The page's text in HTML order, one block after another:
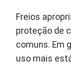
Freios
proteção de
comuns. Em
uso mais